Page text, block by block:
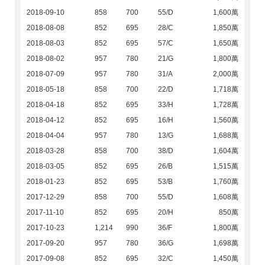
2018-09-10
858 700 55/D
1,600萬
2018-08-08
852 695 28/C
1,850萬
2018-08-03
852 695 57/C
1,650萬
2018-08-02
957 780 21/G
1,800萬
2018-07-09
957 780 31/A
2,000萬
2018-05-18
858 700 22/D
1,718萬
2018-04-18
852 695 33/H
1,728萬
2018-04-12
852 695 16/H
1,560萬
2018-04-04
957 780 13/G
1,688萬
2018-03-28
858 700 38/D
1,604萬
2018-03-05
852 695 26/B
1,515萬
2018-01-23
852 695 53/B
1,760萬
2017-12-29
858 700 55/D
1,608萬
2017-11-10
852 695 20/H
850萬
2017-10-23
1,214 990 36/F
1,800萬
2017-09-20
957 780 36/G
1,698萬
2017-09-08
852 695 32/C 1,450萬